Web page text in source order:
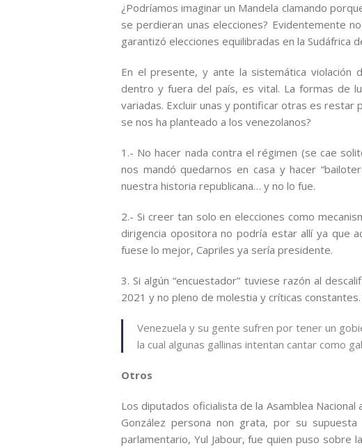
¿Podríamos imaginar un Mandela clamando
se perdieran unas elecciones? Evidentemente
garantizó elecciones equilibradas en la Sudáfrica
En el presente, y ante la sistemática violación
dentro y fuera del país, es vital. La formas de
variadas. Excluir unas y pontificar otras es restar
se nos ha planteado a los venezolanos?
1.- No hacer nada contra el régimen (se cae
nos mandó quedarnos en casa y hacer
nuestra historia republicana… y no lo fue.
2.- Si creer tan solo en elecciones como
dirigencia opositora no podría estar allí ya que
fuese lo mejor, Capriles ya sería presidente.
3. Si algún “encuestador” tuviese razón al
2021 y no pleno de molestia y críticas constantes.
Venezuela y su gente sufren por tener un
la cual algunas gallinas intentan cantar como
Otros
Los diputados oficialista de la Asamblea
González persona non grata, por su
parlamentario, Yul Jabour, fue quien puso